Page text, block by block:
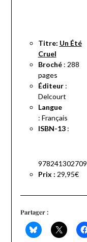
Titre: Un Été
Cruel
Broché: 288
pages
Éditeur:
Delcourt
Langue
: Français
ISBN-13:
Prix : 29,95€
Partager :